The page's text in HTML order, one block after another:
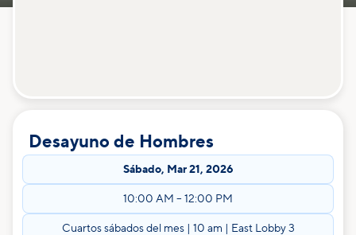
Desayuno de Hombres
Sábado, Mar 21, 2026
10:00 AM – 12:00 PM
Cuartos sábados del mes | 10 am | East Lobby 3